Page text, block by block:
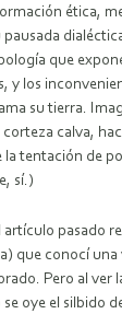
ética,
pausada
que
y los
su tierra.
calva,
la tentación de
sí.)
artículo pasado
que conocí una
Pero al ver
oye el silbido